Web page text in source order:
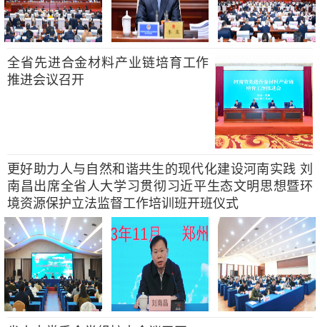
全省先进合金材料产业链培育工作
推进会议召开
更好助力人与自然和谐共生的现代化建设河南实践 刘
南昌出席全省人大学习贯彻习近平生态文明思想暨环
境资源保护立法监督工作培训班开班仪式